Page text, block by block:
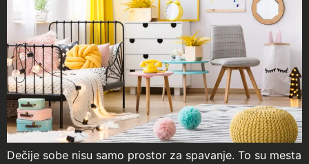
Dečije sobe nisu samo prostor za spavanje. To su mesta